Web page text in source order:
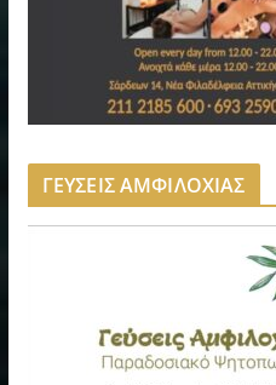
ΓΕΥΣΕΙΣ ΑΜΦΙΛΟΧΙΑΣ